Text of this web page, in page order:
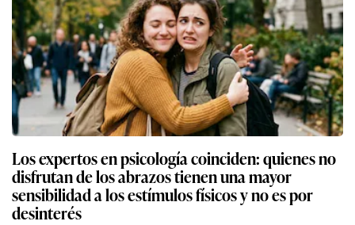
Los expertos en psicología coinciden: quienes no
disfrutan de los abrazos tienen una mayor
sensibilidad a los estímulos físicos y no es por
desinterés